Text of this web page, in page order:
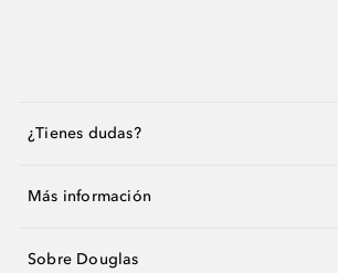
¿Tienes dudas?
Más información
Sobre Douglas